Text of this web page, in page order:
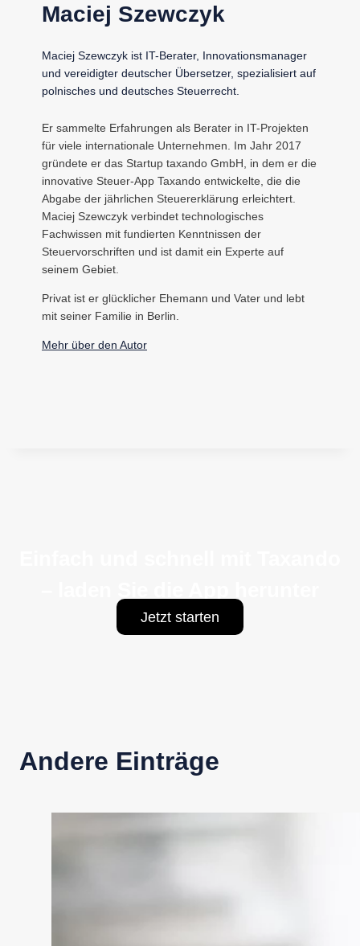
Maciej Szewczyk
Maciej Szewczyk ist IT-Berater, Innovationsmanager
und vereidigter deutscher Übersetzer, spezialisiert auf
polnisches und deutsches Steuerrecht.
Er sammelte Erfahrungen als Berater in IT-Projekten
für viele internationale Unternehmen. Im Jahr 2017
gründete er das Startup taxando GmbH, in dem er die
innovative Steuer-App Taxando entwickelte, die die
Abgabe der jährlichen Steuererklärung erleichtert.
Maciej Szewczyk verbindet technologisches
Fachwissen mit fundierten Kenntnissen der
Steuervorschriften und ist damit ein Experte auf
seinem Gebiet.
Privat ist er glücklicher Ehemann und Vater und lebt
mit seiner Familie in Berlin.
Mehr über den Autor
Jetzt starten
Andere Einträge